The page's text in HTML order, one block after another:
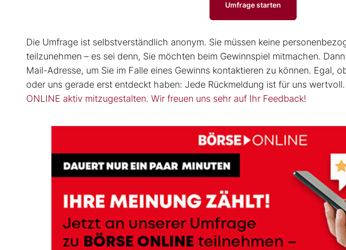
Umfrage starten
Die Umfrage ist selbstverständlich anonym. Sie müssen keine
teilzunehmen – es sei denn, Sie möchten beim Gewinnspiel mitmachen.
Mail-Adresse, um Sie im Falle eines Gewinns kontaktieren zu können. Egal,
oder uns gerade erst entdeckt haben: Jede Rückmeldung ist für uns wertvoll.
ONLINE aktiv mitzugestalten. Wir freuen uns sehr auf Ihr Feedback!